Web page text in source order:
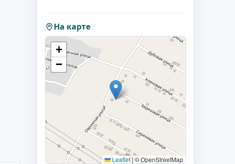
На карте
+
−
Leaflet|© OpenStreetMap